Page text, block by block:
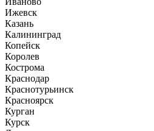
Ижевск
Казань
Калининград
Копейск
Королев
Кострома
Краснодар
Краснотурьинск
Красноярск
Курган
Курск